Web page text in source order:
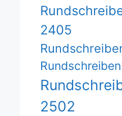
2405
2502